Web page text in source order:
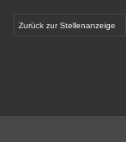
Zurück zur Stellenanzeige